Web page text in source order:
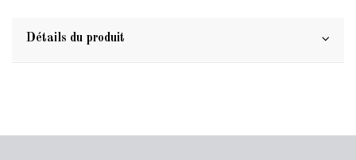
Détails du produit